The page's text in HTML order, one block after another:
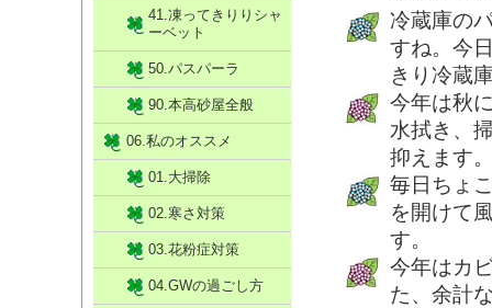
冷蔵庫の
すね。今
きり冷蔵
今年は秋
水拭き、
抑えます
毎日ちょ
を開けて
す。
今年はカ
た、余計
41.凍ってきりりシャ
ーベット
50.パスパーラ
90.本高砂屋全般
06.私のオススメ
01.大掃除
02.寒さ対策
03.花粉症対策
04.GWの過ごし方